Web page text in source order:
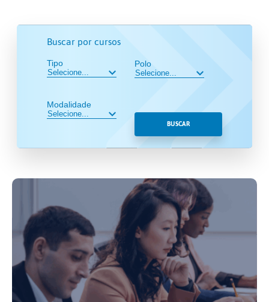
Buscar por cursos
Tipo
Modalidade
Polo
BUSCAR